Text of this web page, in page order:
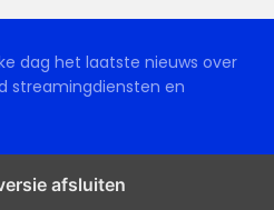
dag het laatste nieuws over
streamingdiensten en
afsluiten